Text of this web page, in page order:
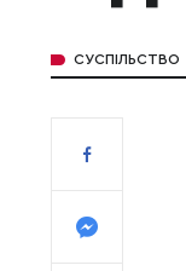
СУСПІЛЬСТВО